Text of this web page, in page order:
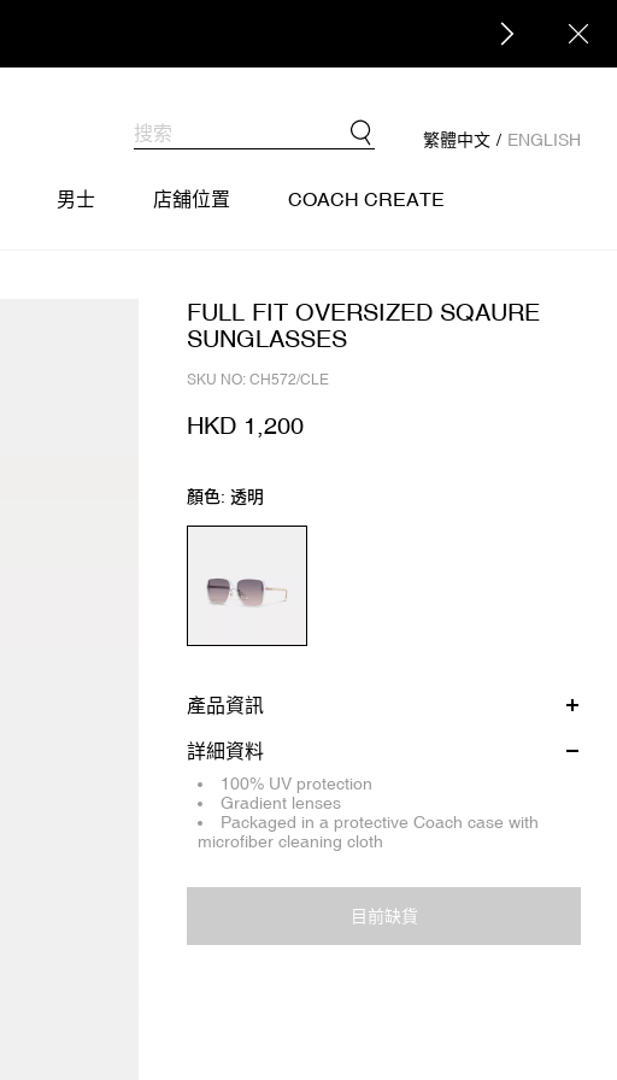
繁體中文 / ENGLISH
男士 店舖位置 COACH CREATE
FULL FIT OVERSIZED SQAURE
SUNGLASSES
SKU NO: CH572/CLE
HKD 1,200
顏色: 透明
產品資訊
詳細資料
100% UV protection
Gradient lenses
Packaged in a protective Coach case with
microfiber cleaning cloth
目前缺貨